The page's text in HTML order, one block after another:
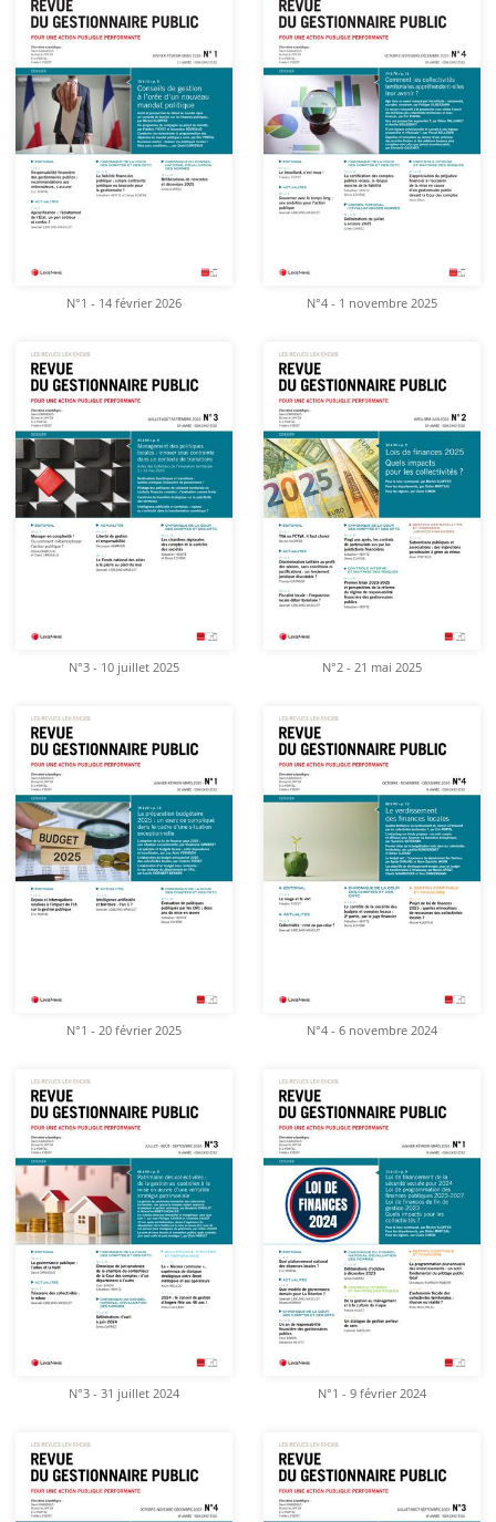
N°1 - 14 février 2026 N°4 - 1 novembre 2025
N°3 - 10 juillet 2025 N°2 - 21 mai 2025
N°1 - 20 février 2025 N°4 - 6 novembre 2024
N°3 - 31 juillet 2024 N°1 - 9 février 2024